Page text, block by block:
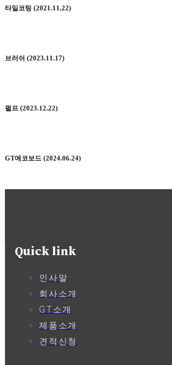
타일코팅 (2021.11.22)
브러쉬 (2023.11.17)
펄프 (2023.12.22)
GT에코보드 (2024.06.24)
Quick link
인사말
회사소개
GT소개
제품소개
견적신청